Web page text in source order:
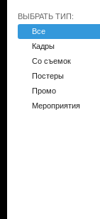
ВЫБРАТЬ ТИП:
Все
Кадры
Со съемок
Постеры
Промо
Мероприятия